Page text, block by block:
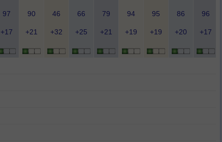
97 90 46 66 79 94 95 86 96
+17 +21 +32 +25 +21 +19 +19 +20 +17